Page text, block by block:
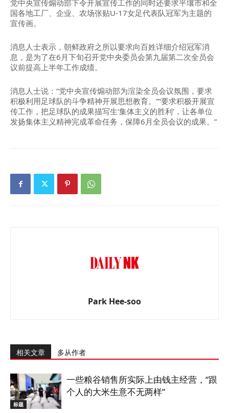
党中央宣传煽动部下令开展宣传工作的同时还要求平壤市和全
国各地工厂、企业、农场张贴U-17女足代表队冠军为主题的
宣传画。
消息人士表示，朝鲜政府之所以要求向百姓详细介绍冠军消
息，是为了在6月下旬召开党中央委员会第九届第二次全员会
议前提高上半年工作成绩。
消息人士说：“党中央宣传煽动部为渲染全员会议氛围，要求
积极利用足球队的斗争精神开展思想教育。”“要求积极开展宣
传工作，把足球队的成果描写生‘集体主义的胜利’，让各单位
发扬集体主义精神完成革命任务，保障6月全员会议的成果。”
Park Hee-soo
相关文章 多从作者
标题
一些粮谷销售所实际上由钱主经营，“跟
个人的大米生意不无两样”